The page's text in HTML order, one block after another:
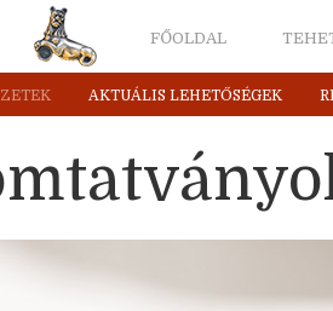
FŐOLDAL
AKTUÁLIS LEHETŐSÉGEK